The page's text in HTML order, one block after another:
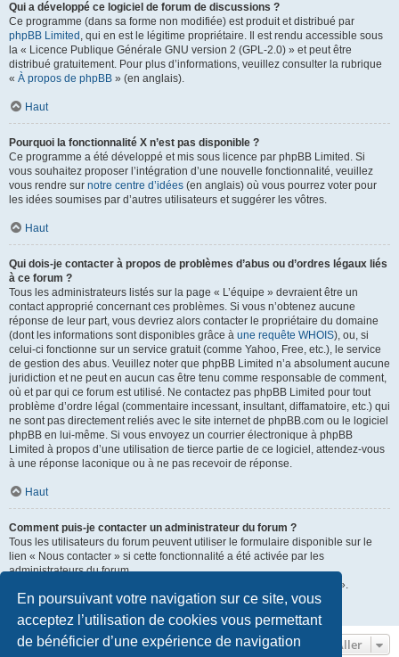
En poursuivant votre navigation sur ce site, vous
acceptez l’utilisation de cookies vous permettant
de bénéficier d’une expérience de navigation
Qui a développé ce logiciel de forum de discussions ?
Ce programme (dans sa forme non modifiée) est produit et distribué par
phpBB Limited , qui en est le légitime propriétaire. Il est rendu accessible sous
la « Licence Publique Générale GNU version 2 (GPL-2.0) » et peut être
distribué gratuitement. Pour plus d’informations, veuillez consulter la rubrique
« À propos de phpBB » (en anglais).
Haut
Pourquoi la fonctionnalité X n’est pas disponible ?
Ce programme a été développé et mis sous licence par phpBB Limited. Si
vous souhaitez proposer l’intégration d’une nouvelle fonctionnalité, veuillez
vous rendre sur notre centre d’idées (en anglais) où vous pourrez voter pour
les idées soumises par d’autres utilisateurs et suggérer les vôtres.
Haut
Qui dois-je contacter à propos de problèmes d’abus ou d’ordres légaux liés
à ce forum ?
Tous les administrateurs listés sur la page « L’équipe » devraient être un
contact approprié concernant ces problèmes. Si vous n’obtenez aucune
réponse de leur part, vous devriez alors contacter le propriétaire du domaine
(dont les informations sont disponibles grâce à une requête WHOIS), ou, si
celui-ci fonctionne sur un service gratuit (comme Yahoo, Free, etc.), le service
de gestion des abus. Veuillez noter que phpBB Limited n’a absolument aucune
juridiction et ne peut en aucun cas être tenu comme responsable de comment,
où et par qui ce forum est utilisé. Ne contactez pas phpBB Limited pour tout
problème d’ordre légal (commentaire incessant, insultant, diffamatoire, etc.) qui
ne sont pas directement reliés avec le site internet de phpBB.com ou le logiciel
phpBB en lui-même. Si vous envoyez un courrier électronique à phpBB
Limited à propos d’une utilisation de tierce partie de ce logiciel, attendez-vous
à une réponse laconique ou à ne pas recevoir de réponse.
Haut
Comment puis-je contacter un administrateur du forum ?
Tous les utilisateurs du forum peuvent utiliser le formulaire disponible sur le
lien « Nous contacter » si cette fonctionnalité a été activée par les
administrateurs du forum.
Les membres du forum peuvent également utiliser le lien « L’équipe ».
Aller